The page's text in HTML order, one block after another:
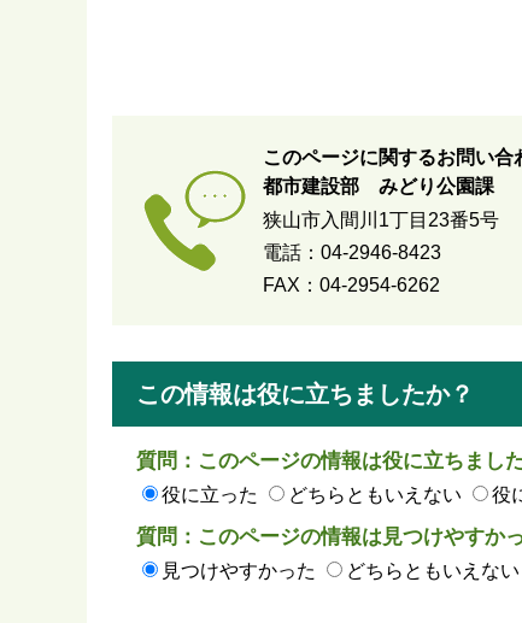
このページに関するお問い合
都市建設部 みどり公園課
狭山市入間川1丁目23番5号
電話：04-2946-8423
FAX：04-2954-6262
この情報は役に立ちましたか？
質問：このページの情報は役に立ちまし
役に立った どちらともいえない 役
質問：このページの情報は見つけやすか
見つけやすかった どちらともいえない